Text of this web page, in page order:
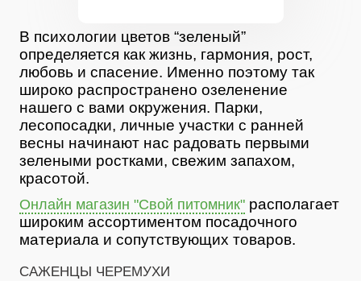
В психологии цветов “зеленый”
определяется как жизнь, гармония, рост,
любовь и спасение. Именно поэтому так
широко распространено озеленение
нашего с вами окружения. Парки,
лесопосадки, личные участки с ранней
весны начинают нас радовать первыми
зелеными ростками, свежим запахом,
красотой.
Онлайн магазин "Свой питомник" располагает
широким ассортиментом посадочного
материала и сопутствующих товаров.
САЖЕНЦЫ ЧЕРЕМУХИ